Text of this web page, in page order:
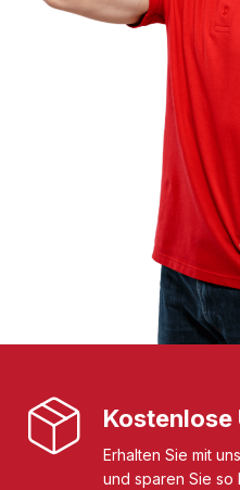
Erhalten Sie mit
und sparen Sie